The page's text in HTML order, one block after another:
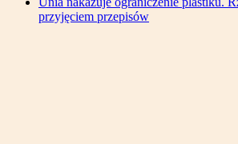
przyjęciem przepisów